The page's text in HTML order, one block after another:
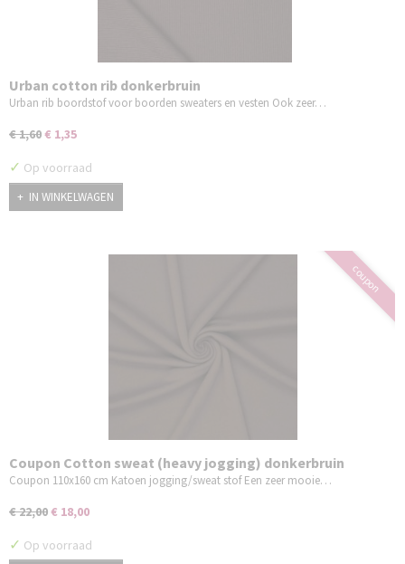
Urban cotton rib donkerbruin
Urban rib boordstof voor boorden sweaters en vesten Ook zeer…
€ 1,60€ 1,35
✓ Op voorraad
IN WINKELWAGEN
coupon
Coupon Cotton sweat (heavy jogging) donkerbruin
110x160cm
Coupon 110x160 cm Katoen jogging/sweat stof Een zeer mooie…
€ 22,00€ 18,00
✓ Op voorraad